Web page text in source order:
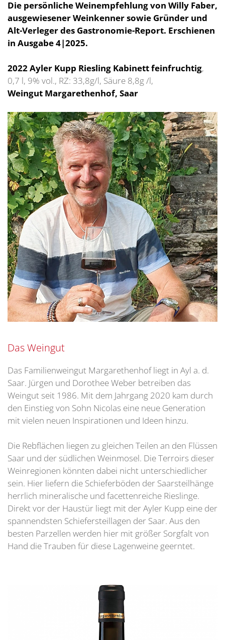
Die persönliche Weinempfehlung von Willy Faber,
ausgewiesener Weinkenner sowie Gründer und
Alt-Verleger des Gastronomie-Report. Erschienen
in Ausgabe 4|2025.
2022 Ayler Kupp Riesling Kabinett feinfruchtig,
0,7 l, 9% vol., RZ: 33,8g/l, Säure 8,8g /l,
Weingut Margarethenhof, Saar
Das Weingut
Das Familienweingut Margarethenhof liegt in Ayl a. d.
Saar. Jürgen und Dorothee Weber betreiben das
Weingut seit 1986. Mit dem Jahrgang 2020 kam durch
den Einstieg von Sohn Nicolas eine neue Generation
mit vielen neuen Inspirationen und Ideen hinzu.
Die Rebflächen liegen zu gleichen Teilen an den Flüssen
Saar und der südlichen Weinmosel. Die Terroirs dieser
Weinregionen könnten dabei nicht unterschiedlicher
sein. Hier liefern die Schieferböden der Saarsteilhänge
herrlich mineralische und facettenreiche Rieslinge.
Direkt vor der Haustür liegt mit der Ayler Kupp eine der
spannendsten Schiefersteillagen der Saar. Aus den
besten Parzellen werden hier mit größer Sorgfalt von
Hand die Trauben für diese Lagenweine geerntet.